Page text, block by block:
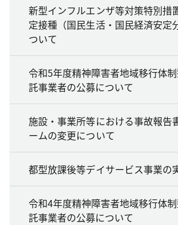
新型インフルエンザ等対策特別措
定接種（国民生活・国民経済安定
ついて
令和5年度精神障害者地域移行体
託事業者の公募について
施設・事業所等における事故報告
ームの変更について
都型放課後等デイサービス事業の
令和4年度精神障害者地域移行体
託事業者の公募について